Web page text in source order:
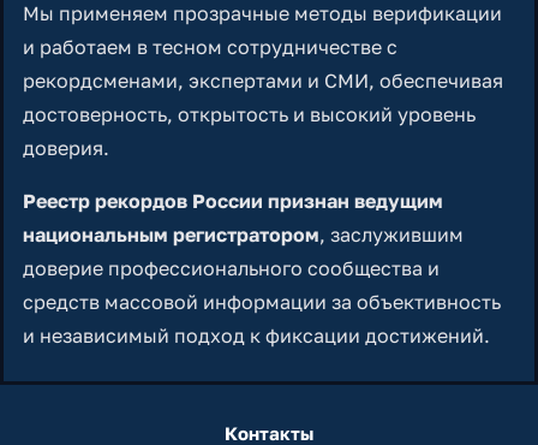
Мы применяем прозрачные методы верификации
и работаем в тесном сотрудничестве с
рекордсменами, экспертами и СМИ, обеспечивая
достоверность, открытость и высокий уровень
доверия.
Реестр рекордов России признан ведущим
национальным регистратором, заслужившим
доверие профессионального сообщества и
средств массовой информации за объективность
и независимый подход к фиксации достижений.
Контакты